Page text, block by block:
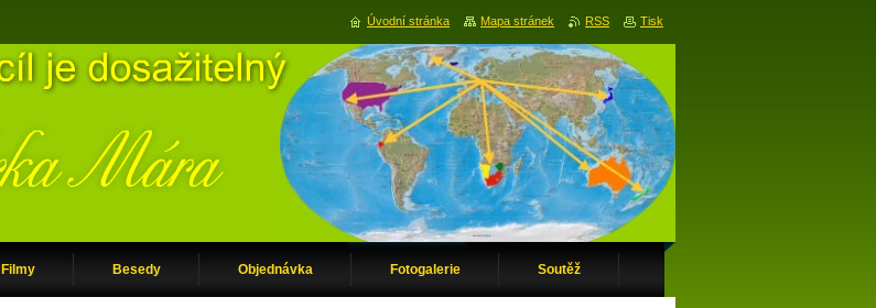
Filmy Besedy Objednávka Fotogalerie Soutěž
Úvodní stránka Mapa stránek RSS Tisk